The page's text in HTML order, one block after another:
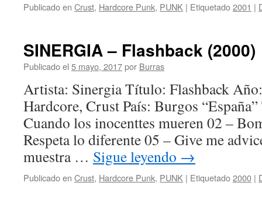
Publicado en Crust, Hardcore Punk, PUNK | Etiquetado2001 |
SINERGIA – Flashback (2000)
Publicado el 5 mayo, 2017por Burras
Artista: Sinergia Título: Flashback
Hardcore, Crust País: Burgos
Cuando los inocenttes mueren 02 –
Respeta lo diferente 05 – Give me
muestra … Sigue leyendo →
Publicado en Crust, Hardcore Punk, PUNK | Etiquetado2000 |